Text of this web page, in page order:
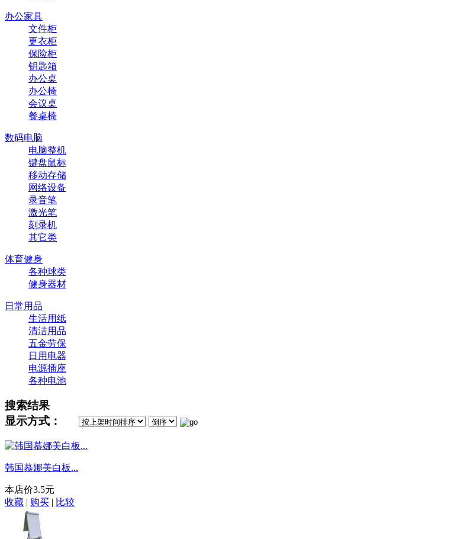
办公家具
文件柜
更衣柜
保险柜
钥匙箱
办公桌
办公椅
会议桌
餐桌椅
数码电脑
电脑整机
键盘鼠标
移动存储
网络设备
录音笔
激光笔
刻录机
其它类
体育健身
各种球类
健身器材
日常用品
生活用纸
清洁用品
五金劳保
日用电器
电源插座
各种电池
搜索结果
显示方式：
韩国慕娜美白板...
本店价3.5元
收藏 | 购买 | 比较